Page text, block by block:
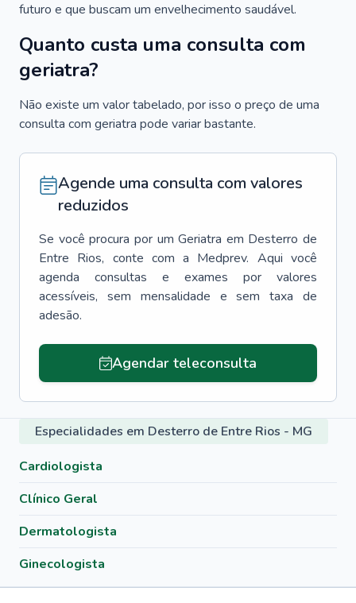
futuro e que buscam um envelhecimento saudável.
Quanto custa uma consulta com
geriatra?
Não existe um valor tabelado, por isso o preço de uma
consulta com geriatra pode variar bastante.
Agende uma consulta com valores
reduzidos
Se você procura por um Geriatra em Desterro de
Entre Rios, conte com a Medprev. Aqui você
agenda consultas e exames por valores
acessíveis, sem mensalidade e sem taxa de
adesão.
Agendar teleconsulta
Especialidades em Desterro de Entre Rios - MG
Cardiologista
Clínico Geral
Dermatologista
Ginecologista